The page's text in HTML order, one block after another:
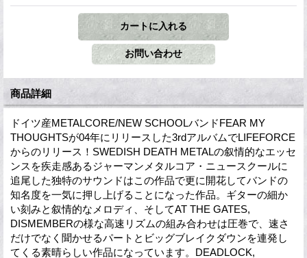
商品詳細
ドイツ産METALCORE/NEW SCHOOLバンドFEAR MY
THOUGHTSが04年にリリースした3rdアルバムでLIFEFORCE
からのリリース！SWEDISH DEATH METALの叙情的なエッセ
ンスを疾走感あるジャーマンメタルコア・ニュースクールに
追尾した独特のサウンドはこの作品で更に開花してバンドの
知名度を一気に押し上げることになった作品。ギターの細か
い刻みと叙情的なメロディ、そしてAT THE GATES,
DISMEMBERの様な高速リズムの組み合わせは圧巻で、速さ
だけでなく聞かせるパートとビッグブレイクダウンを連発し
てくる素晴らしい作品になっています。DEADLOCK,